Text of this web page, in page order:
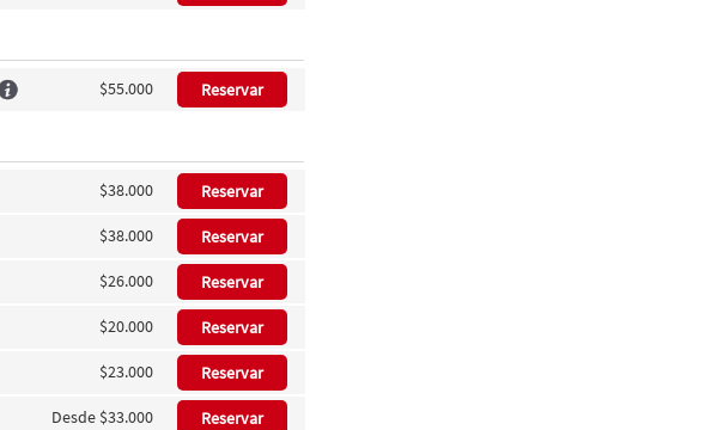
$55.000 Reservar
$38.000 Reservar
$38.000 Reservar
$26.000 Reservar
$20.000 Reservar
$23.000 Reservar
Desde $33.000 Reservar